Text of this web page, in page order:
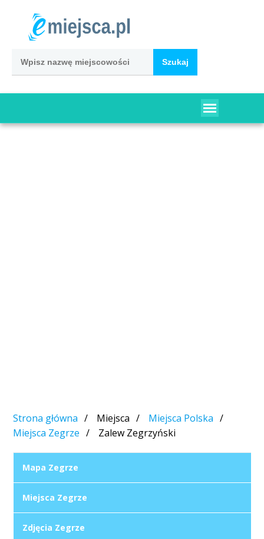
Strona główna Miejsca
Miejsca Polska
Miejsca Zegrze
Zalew Zegrzyński
Mapa Zegrze
Miejsca Zegrze
Zdjęcia Zegrze